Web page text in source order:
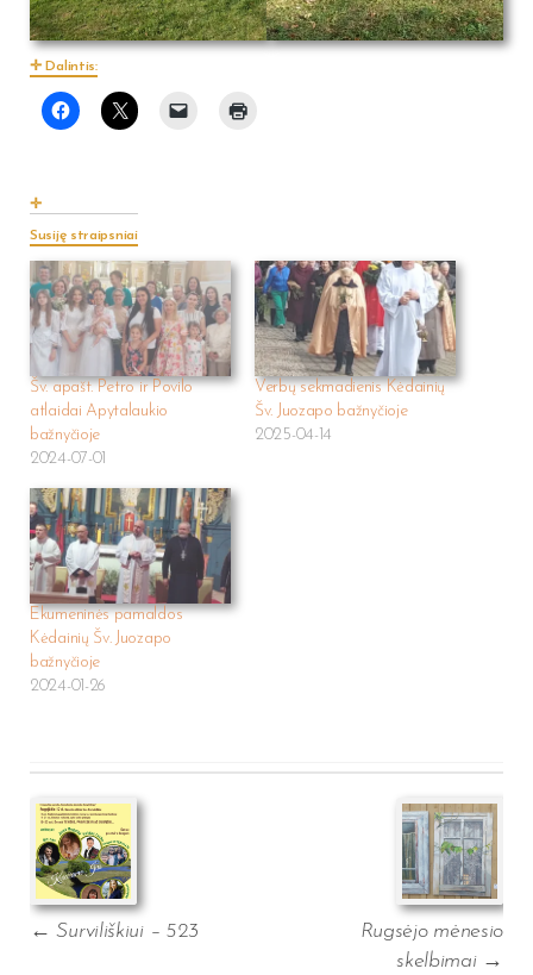
Dalintis:
Susiję straipsniai
Šv. apašt. Petro ir Povilo
atlaidai Apytalaukio
bažnyčioje
2024-07-01
Verbų sekmadienis Kėdainių
Šv. Juozapo bažnyčioje
2025-04-14
Ekumeninės pamaldos
Kėdainių Šv. Juozapo
bažnyčioje
2024-01-26
navigation
← Surviliškiui – 523
Rugsėjo mėnesio
skelbimai →